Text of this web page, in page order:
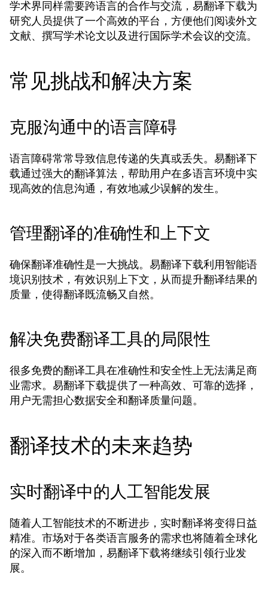
学术界同样需要跨语言的合作与交流，易翻译下载为
研究人员提供了一个高效的平台，方便他们阅读外文
文献、撰写学术论文以及进行国际学术会议的交流。
常见挑战和解决方案
克服沟通中的语言障碍
语言障碍常常导致信息传递的失真或丢失。易翻译下
载通过强大的翻译算法，帮助用户在多语言环境中实
现高效的信息沟通，有效地减少误解的发生。
管理翻译的准确性和上下文
确保翻译准确性是一大挑战。易翻译下载利用智能语
境识别技术，有效识别上下文，从而提升翻译结果的
质量，使得翻译既流畅又自然。
解决免费翻译工具的局限性
很多免费的翻译工具在准确性和安全性上无法满足商
业需求。易翻译下载提供了一种高效、可靠的选择，
用户无需担心数据安全和翻译质量问题。
翻译技术的未来趋势
实时翻译中的人工智能发展
随着人工智能技术的不断进步，实时翻译将变得日益
精准。市场对于各类语言服务的需求也将随着全球化
的深入而不断增加，易翻译下载将继续引领行业发
展。